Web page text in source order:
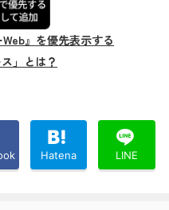
』を優先表示する
」とは？
Hatena LINE